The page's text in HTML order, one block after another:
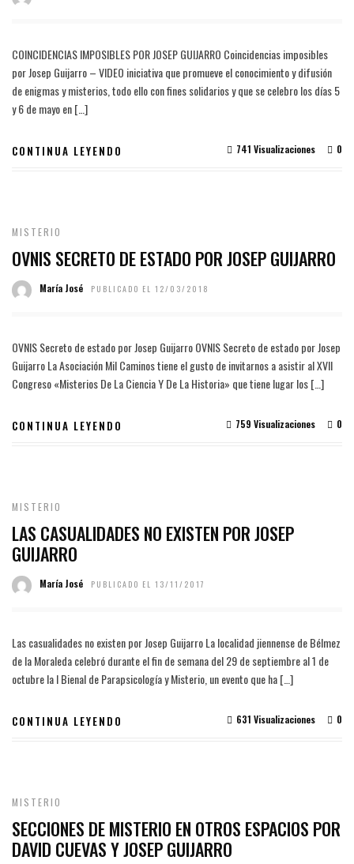
COINCIDENCIAS IMPOSIBLES POR JOSEP GUIJARRO Coincidencias imposibles
por Josep Guijarro – VIDEO iniciativa que promueve el conocimiento y difusión
de enigmas y misterios, todo ello con fines solidarios y que se celebro los días 5
y 6 de mayo en […]
CONTINUA LEYENDO 0
741 Visualizaciones
MISTERIO
OVNIS SECRETO DE ESTADO POR JOSEP GUIJARRO
María José PUBLICADO EL 12/03/2018
OVNIS Secreto de estado por Josep Guijarro OVNIS Secreto de estado por Josep
Guijarro La Asociación Mil Caminos tiene el gusto de invitarnos a asistir al XVII
Congreso «Misterios De La Ciencia Y De La Historia» que tiene lugar los […]
CONTINUA LEYENDO 0
759 Visualizaciones
MISTERIO
LAS CASUALIDADES NO EXISTEN POR JOSEP
GUIJARRO
María José PUBLICADO EL 13/11/2017
Las casualidades no existen por Josep Guijarro La localidad jiennense de Bélmez
de la Moraleda celebró durante el fin de semana del 29 de septiembre al 1 de
octubre la I Bienal de Parapsicología y Misterio, un evento que ha […]
CONTINUA LEYENDO 0
631 Visualizaciones
MISTERIO
SECCIONES DE MISTERIO EN OTROS ESPACIOS POR
DAVID CUEVAS Y JOSEP GUIJARRO